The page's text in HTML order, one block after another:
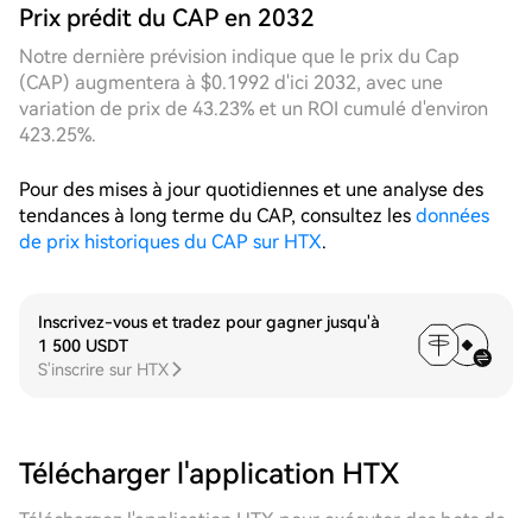
prises de bénéfices à des niveaux élevés, affichant
une efficacité de transaction nettement supérieure à
celle des stratégies fixes. Sur l'échelle 7D, au cours
de la semaine écoulée, CAP a continuellement
oscillé à la hausse depuis son point bas, avec un
moments clés. La nouvelle positive de la cotation au
comptant de CAP sur Upbit a encore stimulé le
sentiment haussier du marché. Le rythme des
fluctuations de prix est régulier, la structure des
déclenchements de la stratégie de grille est
considérable. Grâce à ses paramètres de plage
flexibles, la grille dynamique a simultanément relevé
supérieure trop basse. La performance des gains
cumulés hebdomadaires est robuste et stable,
Prix prédit du CAP en 2032
Notre dernière prévision indique que le prix du Cap
(CAP) augmentera à $0.1992 d'ici 2032, avec une
variation de prix de 43.23% et un ROI cumulé d'environ
423.25%.
Pour des mises à jour quotidiennes et une analyse des
tendances à long terme du CAP, consultez les données
de prix historiques du CAP sur HTX.
Inscrivez-vous et tradez pour gagner jusqu'à
1 500 USDT
S'inscrire sur HTX
Télécharger l'application HTX